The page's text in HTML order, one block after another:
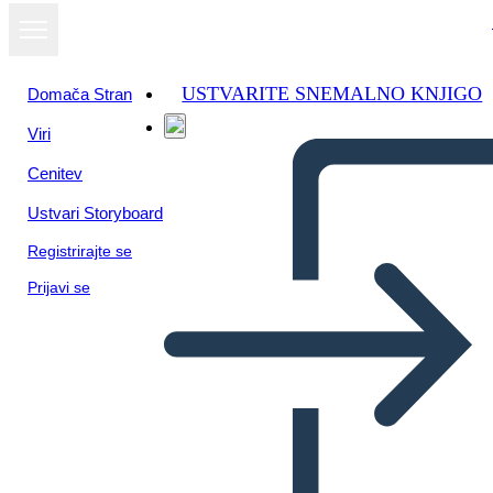
Domača Stran
Viri
Cenitev
Ustvari Storyboard
Registrirajte se
Prijavi se
USTVARITE SNEMALNO KNJIGO